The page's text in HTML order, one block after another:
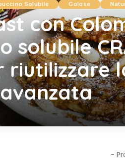
Solubile Golose
con
solubile
-